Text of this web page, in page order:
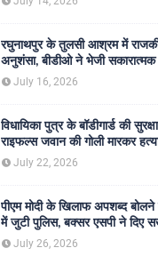
रघुनाथपुर के तुलसी आश्रम में
अनुशंसा, बीडीओ ने भेजी सकारात्मक
July 16, 2026
विधायिका पुत्र के बॉडीगार्ड की
राइफल्स जवान की गोली मारकर
गिरफ्तार
July 22, 2026
पीएम मोदी के खिलाफ अपशब्द
में जुटी पुलिस, बक्सर एसपी ने दिए
July 26, 2026